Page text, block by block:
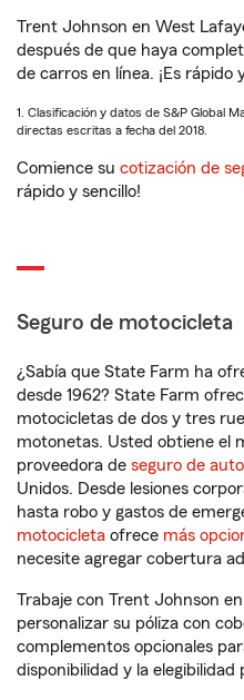
Trent Johnson en West
después de que haya
de carros en línea. ¡Es rápido
1. Clasificación y datos de S&P Global
directas escritas a fecha del 2018.
Comience su cotización de
rápido y sencillo!
Seguro de motocicleta
¿Sabía que State Farm ha
desde 1962? State Farm
motocicletas de dos y tres
motonetas. Usted obtiene el
proveedora de seguro de auto
Unidos. Desde lesiones
hasta robo y gastos de
motocicleta ofrece más
necesite agregar cobertura
Trabaje con Trent Johnson
personalizar su póliza con
complementos opcionales
disponibilidad y la elegibilidad